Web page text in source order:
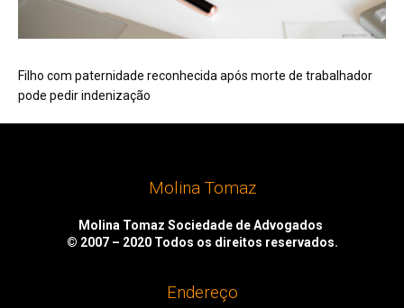
Filho com paternidade reconhecida após morte de trabalhador
pode pedir indenização
Molina Tomaz
Molina Tomaz Sociedade de Advogados
© 2007 – 2020 Todos os direitos reservados.
Endereço